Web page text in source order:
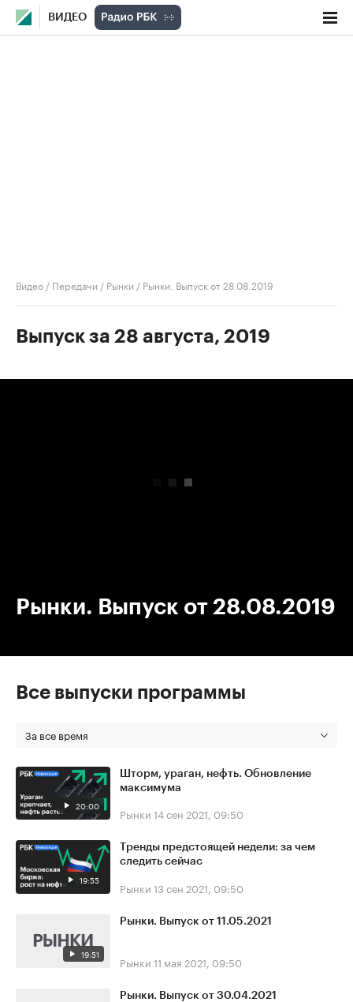
ВИДЕО
Видео / Передачи / Рынки / Рынки. Выпуск от 28.08.2019
Выпуск за 28 августа, 2019
Рынки. Выпуск от 28.08.2019
Все выпуски программы
За все время
20:00
Шторм, ураган, нефть. Обновление
максимума
Рынки 14 сен 2021, 09:50
19:55
Тренды предстоящей недели: за чем
следить сейчас
Рынки 13 сен 2021, 09:50
19:51
Рынки. Выпуск от 11.05.2021
Рынки 11 мая 2021, 09:50
Рынки. Выпуск от 30.04.2021